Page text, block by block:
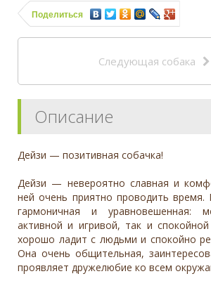
Поделиться
Следующая собака
Описание
Дейзи — позитивная собачка!
Дейзи — невероятно славная и
ней очень приятно проводить время.
гармоничная и уравновешенная:
активной и игривой, так и
хорошо ладит с людьми и спокойно
Она очень общительная,
проявляет дружелюбие ко всем